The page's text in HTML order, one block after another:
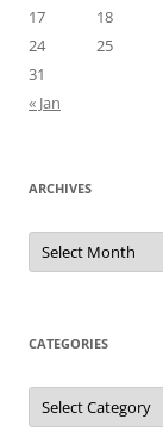
17
18
24
25
31
« Jan
ARCHIVES
Archives
CATEGORIES
Categories